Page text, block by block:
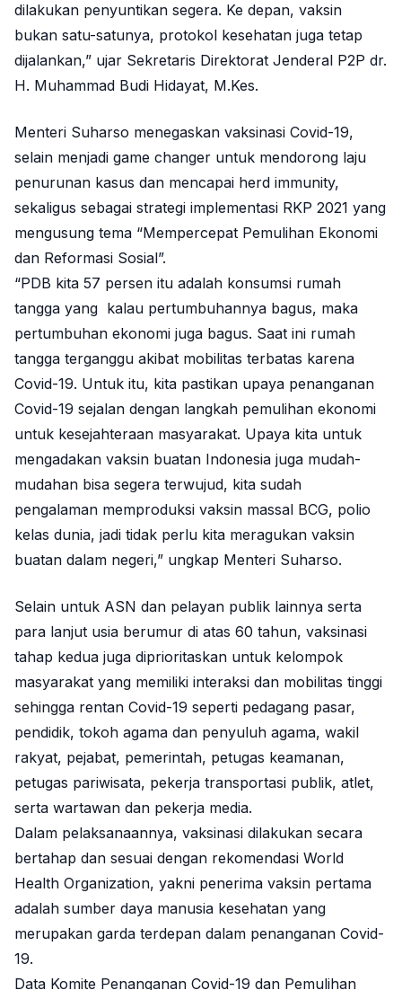
dilakukan penyuntikan segera. Ke depan, vaksin
bukan satu-satunya, protokol kesehatan juga tetap
dijalankan,” ujar Sekretaris Direktorat Jenderal P2P dr.
H. Muhammad Budi Hidayat, M.Kes.
Menteri Suharso menegaskan vaksinasi Covid-19,
selain menjadi game changer untuk mendorong laju
penurunan kasus dan mencapai herd immunity,
sekaligus sebagai strategi implementasi RKP 2021 yang
mengusung tema “Mempercepat Pemulihan Ekonomi
dan Reformasi Sosial”.
“PDB kita 57 persen itu adalah konsumsi rumah
tangga yang kalau pertumbuhannya bagus, maka
pertumbuhan ekonomi juga bagus. Saat ini rumah
tangga terganggu akibat mobilitas terbatas karena
Covid-19. Untuk itu, kita pastikan upaya penanganan
Covid-19 sejalan dengan langkah pemulihan ekonomi
untuk kesejahteraan masyarakat. Upaya kita untuk
mengadakan vaksin buatan Indonesia juga mudah-
mudahan bisa segera terwujud, kita sudah
pengalaman memproduksi vaksin massal BCG, polio
kelas dunia, jadi tidak perlu kita meragukan vaksin
buatan dalam negeri,” ungkap Menteri Suharso.
Selain untuk ASN dan pelayan publik lainnya serta
para lanjut usia berumur di atas 60 tahun, vaksinasi
tahap kedua juga diprioritaskan untuk kelompok
masyarakat yang memiliki interaksi dan mobilitas tinggi
sehingga rentan Covid-19 seperti pedagang pasar,
pendidik, tokoh agama dan penyuluh agama, wakil
rakyat, pejabat, pemerintah, petugas keamanan,
petugas pariwisata, pekerja transportasi publik, atlet,
serta wartawan dan pekerja media.
Dalam pelaksanaannya, vaksinasi dilakukan secara
bertahap dan sesuai dengan rekomendasi World
Health Organization, yakni penerima vaksin pertama
adalah sumber daya manusia kesehatan yang
merupakan garda terdepan dalam penanganan Covid-
19.
Data Komite Penanganan Covid-19 dan Pemulihan